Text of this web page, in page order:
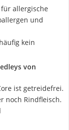
allergische
und
kein
von
ist getreidefrei.
noch Rindfleisch.